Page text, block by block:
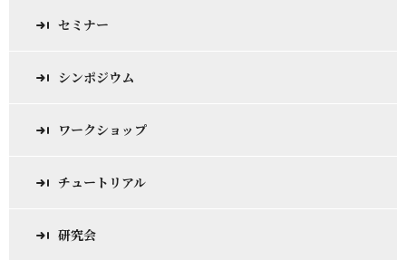
セミナー
シンポジウム
ワークショップ
チュートリアル
研究会